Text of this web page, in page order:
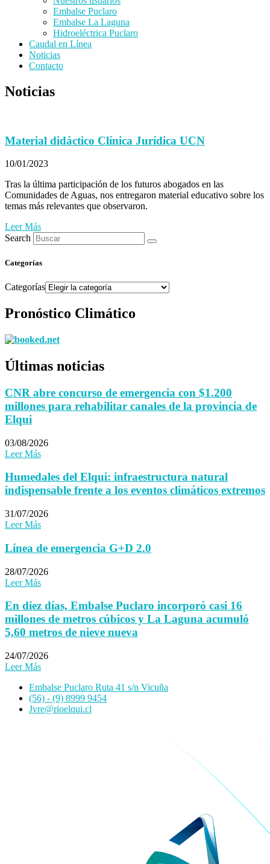
Embalse Puclaro
Embalse La Laguna
Hidroeléctrica Puclaro
Caudal en Línea
Noticias
Contacto
Noticias
Material didáctico Clínica Jurídica UCN
10/01/2023
Tras la última participación de los futuros abogados en las
Comunidades de Aguas, nos entregaron material educativo sobre los
temas más relevantes que observaron.
Leer Más
Search
Categorías
Categorías
Pronóstico Climático
Últimas noticias
CNR abre concurso de emergencia con $1.200
millones para rehabilitar canales de la provincia de
Elqui
03/08/2026
Leer Más
Humedales del Elqui: infraestructura natural
indispensable frente a los eventos climáticos extremos
31/07/2026
Leer Más
Línea de emergencia G+D 2.0
28/07/2026
Leer Más
En diez días, Embalse Puclaro incorporó casi 16
millones de metros cúbicos y La Laguna acumuló
5,60 metros de nieve nueva
24/07/2026
Leer Más
Embalse Puclaro Ruta 41 s/n Vicuña
(56) - (9) 8999 9454
Jvre@rioelqui.cl